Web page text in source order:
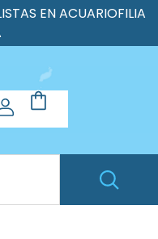
EN ACUARIOFILIA